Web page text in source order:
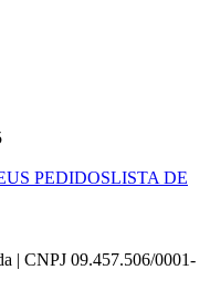
PEDIDOSLISTA DE
| CNPJ 09.457.506/0001-